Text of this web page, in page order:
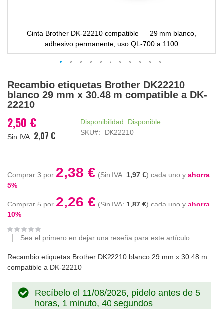
Cinta Brother DK‑22210 compatible — 29 mm blanco,
adhesivo permanente, uso QL‑700 a 1100
al
comienzo
de
galería
de
Recambio etiquetas Brother DK22210
blanco 29 mm x 30.48 m compatible a DK-
22210
2,50 €
2,07 €
Disponibilidad: Disponible
SKU
DK22210
Comprar 3 por 2,38 € 1,97 € cada uno y ahorra
5%
Comprar 5 por 2,26 € 1,87 € cada uno y ahorra
10%
Sea el primero en dejar una reseña para este artículo
Recambio etiquetas Brother DK22210 blanco 29 mm x 30.48 m
compatible a DK-22210
Recíbelo el 11/08/2026, pídelo antes de 5
horas, 1 minuto, 40 segundos